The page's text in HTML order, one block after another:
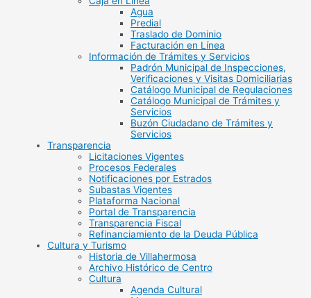
Agua
Predial
Traslado de Dominio
Facturación en Línea
Información de Trámites y Servicios
Padrón Municipal de Inspecciones,
Verificaciones y Visitas Domiciliarias
Catálogo Municipal de Regulaciones
Catálogo Municipal de Trámites y
Servicios
Buzón Ciudadano de Trámites y
Servicios
Transparencia
Licitaciones Vigentes
Procesos Federales
Notificaciones por Estrados
Subastas Vigentes
Plataforma Nacional
Portal de Transparencia
Transparencia Fiscal
Refinanciamiento de la Deuda Pública
Cultura y Turismo
Historia de Villahermosa
Archivo Histórico de Centro
Cultura
Agenda Cultural